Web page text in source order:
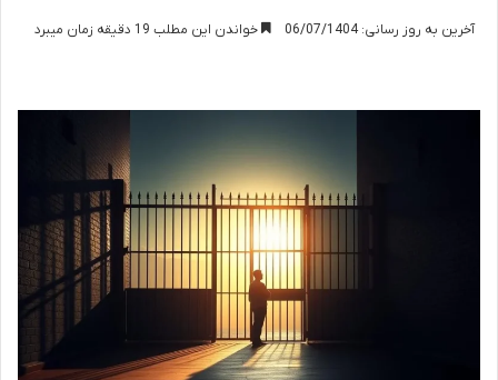
آخرین به روز رسانی: 06/07/1404 خواندن این مطلب 19 دقیقه زمان میبرد